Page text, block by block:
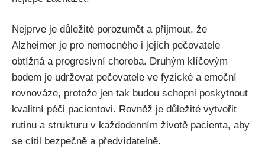
Nejprve je důležité porozumět a přijmout, že
Alzheimer je pro nemocného i jejich pečovatele
obtížná a progresivní choroba. Druhým klíčovým
bodem je udržovat pečovatele ve fyzické a emoční
rovnováze, protože jen tak budou schopni poskytnout
kvalitní péči pacientovi. Rovněž je důležité vytvořit
rutinu a strukturu v každodenním životě pacienta, aby
se cítil bezpečně a předvídatelně.